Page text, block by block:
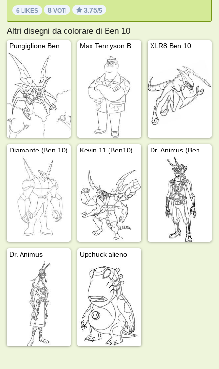
6 LIKES 8 VOTI 3.75/5
Altri disegni da colorare di Ben 10
XLR8 Ben 10
Diamante (Ben 10) Kevin 11 (Ben10)
Dr. Animus Upchuck alieno